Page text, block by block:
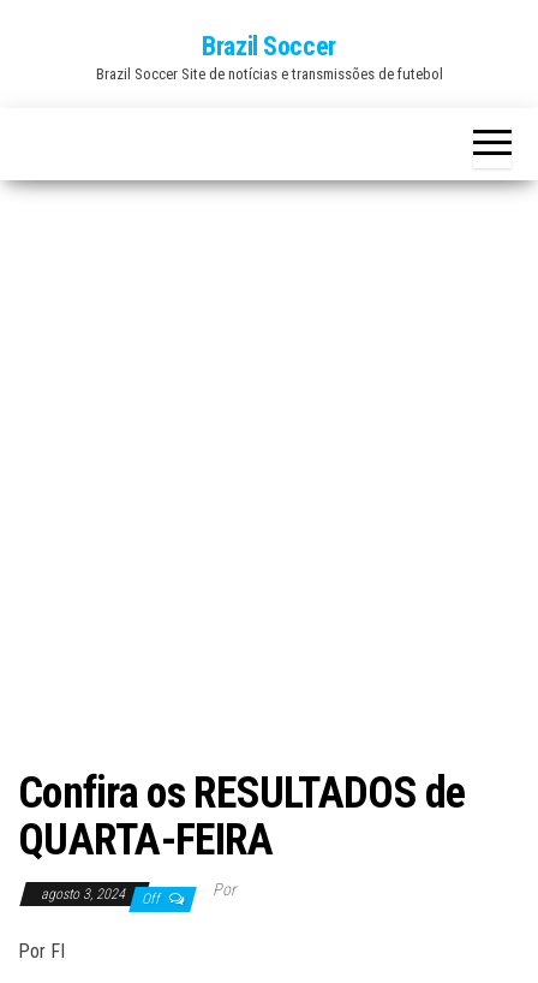
Brazil Soccer
Brazil Soccer Site de notícias e transmissões de futebol
Confira os RESULTADOS de
QUARTA-FEIRA
agosto 3, 2024 Off Por
Por FI